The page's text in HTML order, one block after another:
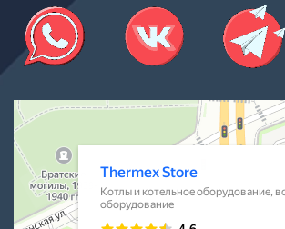
Thermex Store
Котлы и котельное оборудование в
Водонагреватели в Санкт‑Петербурге